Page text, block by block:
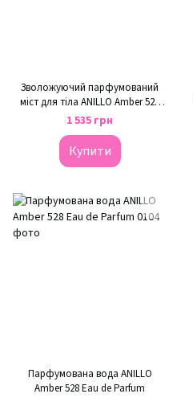
Зволожуючий парфумований
міст для тіла ANILLO Amber 528
Parfum Body Mist
1 535 грн
Купити
Парфумована вода ANILLO
Amber 528 Eau de Parfum